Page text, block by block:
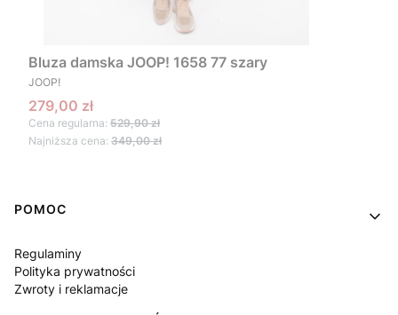
Bluza damska JOOP! 1658 77 szary
PRODUCENT
JOOP!
Cena promocyjna
279,00 zł
Cena regularna: 529,90 zł
Najniższa cena: 349,00 zł
Linki w stopce
POMOC
Regulaminy
Polityka prywatności
Zwroty i reklamacje